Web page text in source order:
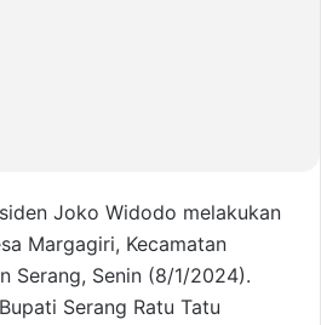
Joko Widodo melakukan
Margagiri, Kecamatan
Serang, Senin (8/1/2024).
Serang Ratu Tatu